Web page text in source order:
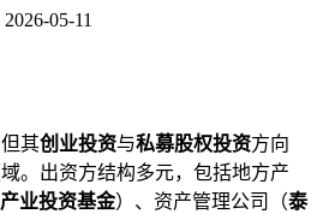
2026-05-11
其创业投资与私募股权投资方向
。出资方结构多元，包括地方产
业投资基金）、资产管理公司（泰